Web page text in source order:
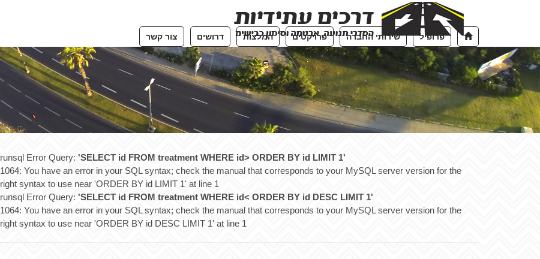
פרופיל שירותי החברה פרויקטים המלצות דרושים צור קשר
runsql Error Query: 'SELECT id FROM treatment WHERE id> ORDER BY id LIMIT 1'
1064: You have an error in your SQL syntax; check the manual that corresponds to your MySQL server version for the
right syntax to use near 'ORDER BY id LIMIT 1' at line 1
runsql Error Query: 'SELECT id FROM treatment WHERE id< ORDER BY id DESC LIMIT 1'
1064: You have an error in your SQL syntax; check the manual that corresponds to your MySQL server version for the
right syntax to use near 'ORDER BY id DESC LIMIT 1' at line 1